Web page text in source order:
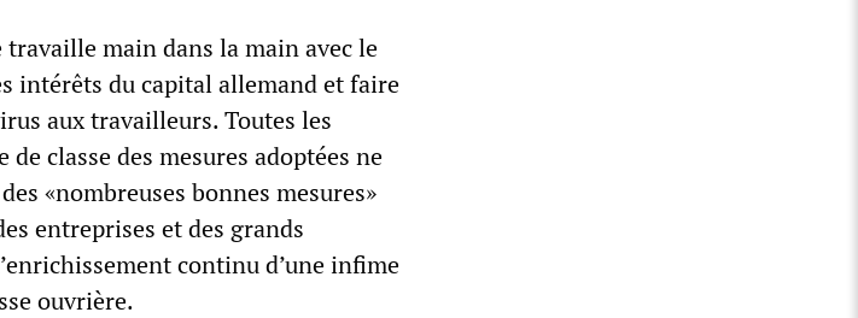
main dans la main avec le
intérêts du capital allemand et faire
aux travailleurs. Toutes les
classe des mesures adoptées ne
«nombreuses bonnes mesures»
entreprises et des grands
continu d’une infime
ouvrière.